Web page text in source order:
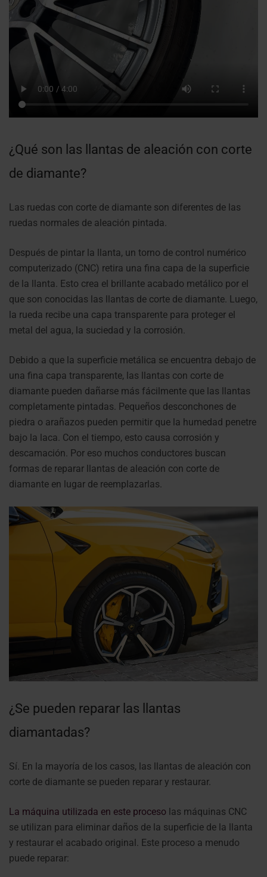
¿Qué son las llantas de aleación con corte
de diamante?
Las ruedas con corte de diamante son diferentes de las
ruedas normales de aleación pintada.
Después de pintar la llanta, un torno de control numérico
computerizado (CNC) retira una fina capa de la superficie
de la llanta. Esto crea el brillante acabado metálico por el
que son conocidas las llantas de corte de diamante. Luego,
la rueda recibe una capa transparente para proteger el
metal del agua, la suciedad y la corrosión.
Debido a que la superficie metálica se encuentra debajo de
una fina capa transparente, las llantas con corte de
diamante pueden dañarse más fácilmente que las llantas
completamente pintadas. Pequeños desconchones de
piedra o arañazos pueden permitir que la humedad penetre
bajo la laca. Con el tiempo, esto causa corrosión y
descamación. Por eso muchos conductores buscan
formas de reparar llantas de aleación con corte de
diamante en lugar de reemplazarlas.
¿Se pueden reparar las llantas
diamantadas?
Sí. En la mayoría de los casos, las llantas de aleación con
corte de diamante se pueden reparar y restaurar.
La máquina utilizada en este proceso las máquinas CNC
se utilizan para eliminar daños de la superficie de la llanta
y restaurar el acabado original. Este proceso a menudo
puede reparar: